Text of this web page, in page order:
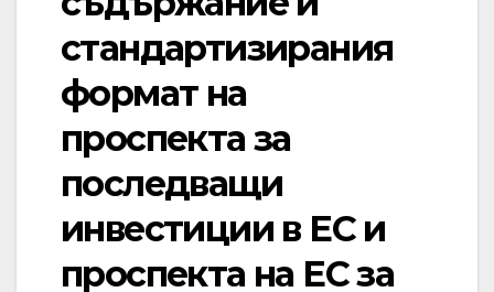
стандартизирания
формат на
проспекта за
последващи
инвестиции в ЕС и
проспекта на ЕС за